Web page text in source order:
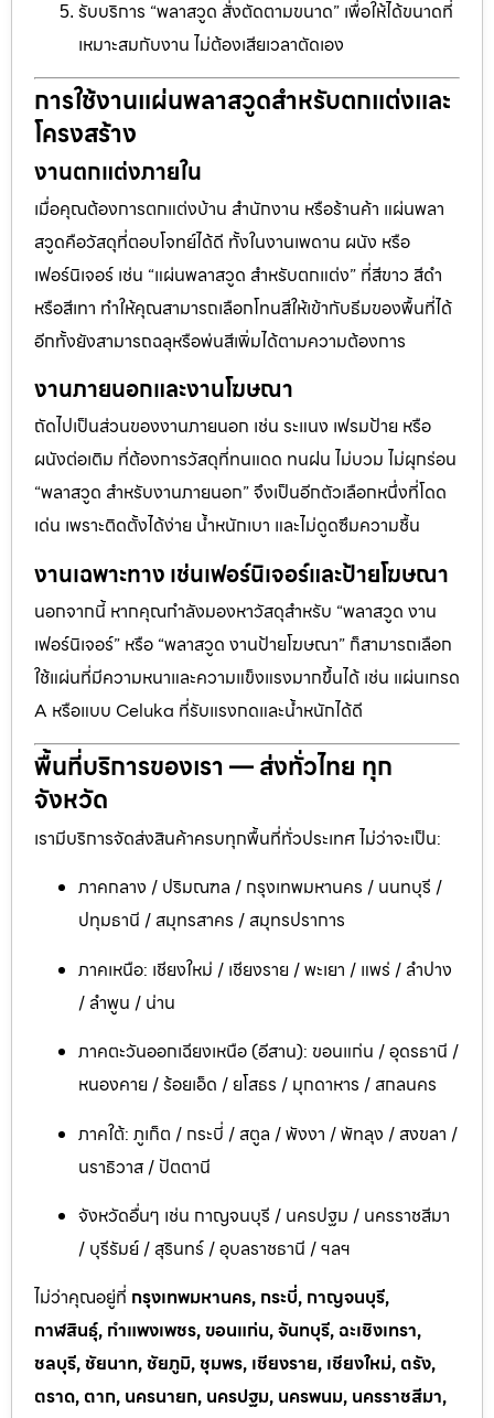
รับบริการ “พลาสวูด สั่งตัดตามขนาด” เพื่อให้ได้ขนาดที่
เหมาะสมกับงาน ไม่ต้องเสียเวลาตัดเอง
การใช้งานแผ่นพลาสวูดสำหรับตกแต่งและ
โครงสร้าง
งานตกแต่งภายใน
เมื่อคุณต้องการตกแต่งบ้าน สำนักงาน หรือร้านค้า แผ่นพลา
สวูดคือวัสดุที่ตอบโจทย์ได้ดี ทั้งในงานเพดาน ผนัง หรือ
เฟอร์นิเจอร์ เช่น “แผ่นพลาสวูด สำหรับตกแต่ง” ที่สีขาว สีดำ
หรือสีเทา ทำให้คุณสามารถเลือกโทนสีให้เข้ากับธีมของพื้นที่ได้
อีกทั้งยังสามารถฉลุหรือพ่นสีเพิ่มได้ตามความต้องการ
งานภายนอกและงานโฆษณา
ถัดไปเป็นส่วนของงานภายนอก เช่น ระแนง เฟรมป้าย หรือ
ผนังต่อเติม ที่ต้องการวัสดุที่ทนแดด ทนฝน ไม่บวม ไม่ผุกร่อน
“พลาสวูด สำหรับงานภายนอก” จึงเป็นอีกตัวเลือกหนึ่งที่โดด
เด่น เพราะติดตั้งได้ง่าย น้ำหนักเบา และไม่ดูดซึมความชื้น
งานเฉพาะทาง เช่นเฟอร์นิเจอร์และป้ายโฆษณา
นอกจากนี้ หากคุณกำลังมองหาวัสดุสำหรับ “พลาสวูด งาน
เฟอร์นิเจอร์” หรือ “พลาสวูด งานป้ายโฆษณา” ก็สามารถเลือก
ใช้แผ่นที่มีความหนาและความแข็งแรงมากขึ้นได้ เช่น แผ่นเกรด
A หรือแบบ Celuka ที่รับแรงกดและน้ำหนักได้ดี
พื้นที่บริการของเรา — ส่งทั่วไทย ทุก
จังหวัด
เรามีบริการจัดส่งสินค้าครบทุกพื้นที่ทั่วประเทศ ไม่ว่าจะเป็น:
ภาคกลาง / ปริมณฑล / กรุงเทพมหานคร / นนทบุรี /
ปทุมธานี / สมุทรสาคร / สมุทรปราการ
ภาคเหนือ: เชียงใหม่ / เชียงราย / พะเยา / แพร่ / ลำปาง
/ ลำพูน / น่าน
ภาคตะวันออกเฉียงเหนือ (อีสาน): ขอนแก่น / อุดรธานี /
หนองคาย / ร้อยเอ็ด / ยโสธร / มุกดาหาร / สกลนคร
ภาคใต้: ภูเก็ต / กระบี่ / สตูล / พังงา / พัทลุง / สงขลา /
นราธิวาส / ปัตตานี
จังหวัดอื่นๆ เช่น กาญจนบุรี / นครปฐม / นครราชสีมา
/ บุรีรัมย์ / สุรินทร์ / อุบลราชธานี / ฯลฯ
ไม่ว่าคุณอยู่ที่ กรุงเทพมหานคร, กระบี่, กาญจนบุรี,
กาฬสินธุ์, กำแพงเพชร, ขอนแก่น, จันทบุรี, ฉะเชิงเทรา,
ชลบุรี, ชัยนาท, ชัยภูมิ, ชุมพร, เชียงราย, เชียงใหม่, ตรัง,
ตราด, ตาก, นครนายก, นครปฐม, นครพนม, นครราชสีมา,